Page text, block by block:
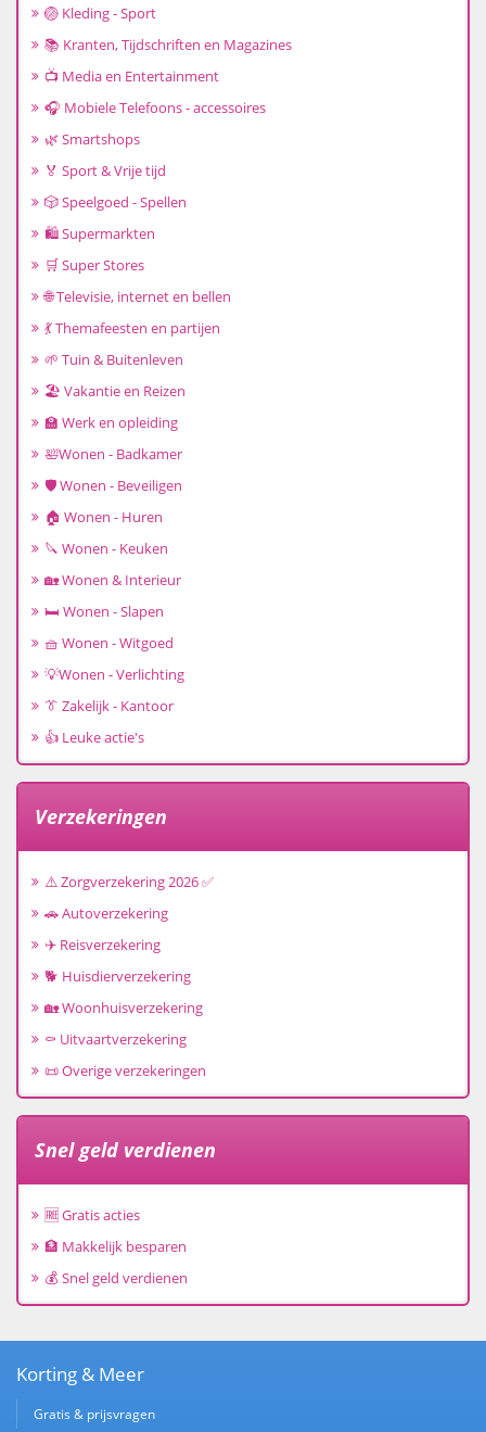
🏐 Kleding - Sport
📚 Kranten, Tijdschriften en Magazines
📺 Media en Entertainment
🎧 Mobiele Telefoons - accessoires
🌿 Smartshops
🏅 Sport & Vrije tijd
🎲 Speelgoed - Spellen
🛍️ Supermarkten
🛒 Super Stores
🌐 Televisie, internet en bellen
💃 Themafeesten en partijen
🌱 Tuin & Buitenleven
🏖️ Vakantie en Reizen
🏫 Werk en opleiding
🛀Wonen - Badkamer
🛡️ Wonen - Beveiligen
🏠 Wonen - Huren
🔪 Wonen - Keuken
🏡 Wonen & Interieur
🛏️ Wonen - Slapen
🧺 Wonen - Witgoed
💡Wonen - Verlichting
👔 Zakelijk - Kantoor
👍 Leuke actie's
Verzekeringen
⚠️ Zorgverzekering 2026 ✅
🚗 Autoverzekering
✈️ Reisverzekering
🐕 Huisdierverzekering
🏡 Woonhuisverzekering
⚰️ Uitvaartverzekering
📜 Overige verzekeringen
Snel geld verdienen
🆓 Gratis acties
🏦 Makkelijk besparen
💰 Snel geld verdienen
Korting & Meer
Gratis & prijsvragen